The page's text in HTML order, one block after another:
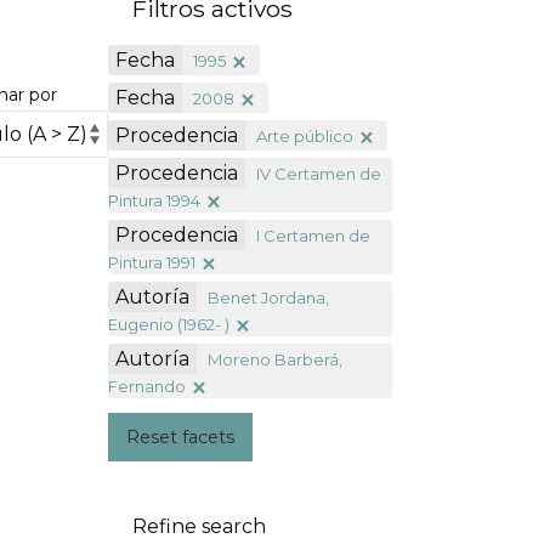
por
Filtros activos
Fecha 1995
Fecha 2008
Procedencia Arte público
Procedencia
IV Certamen de
Pintura 1994
Procedencia
I Certamen de
Pintura 1991
Autoría
Benet Jordana,
Eugenio (1962- )
Autoría
Moreno Barberá,
Fernando
Reset facets
Refine search